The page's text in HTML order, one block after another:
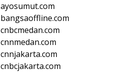
ayosumut.com
bangsaoffline.com
cnbcmedan.com
cnnmedan.com
cnnjakarta.com
cnbcjakarta.com